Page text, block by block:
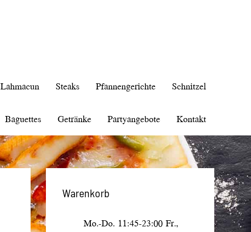
Lahmacun Steaks Pfannengerichte Schnitzel
Baguettes Getränke Partyangebote Kontakt
Warenkorb
Mo.-Do. 11:45-23:00 Fr.,